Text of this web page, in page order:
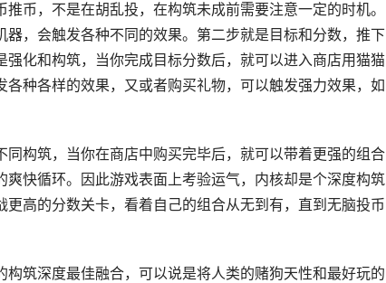
币，不是在胡乱投，在构筑未成前需要注意一定的时机。
，会触发各种不同的效果。第二步就是目标和分数，推下
化和构筑，当你完成目标分数后，就可以进入商店用猫猫
种各样的效果，又或者购买礼物，可以触发强力效果，如
构筑，当你在商店中购买完毕后，就可以带着更强的组合
快循环。因此游戏表面上考验运气，内核却是个深度构筑
高的分数关卡，看着自己的组合从无到有，直到无脑投币
筑深度最佳融合，可以说是将人类的赌狗天性和最好玩的